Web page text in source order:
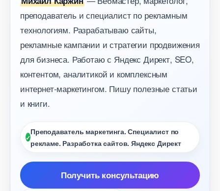
преподаватель и специалист по рекламным
технологиям. Разрабатываю сайты,
рекламные кампании и стратегии продвижения
для бизнеса. Работаю с Яндекс Директ, SEO,
контентом, аналитикой и комплексным
интернет-маркетингом. Пишу полезные статьи
и книги.
Преподаватель маркетинга. Специалист по
рекламе. Разработка сайтов. Яндекс Директ
Получить консультацию